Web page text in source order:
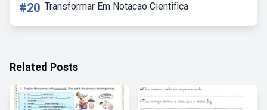
#20 Transformar Em Notacao Cientifica
Related Posts